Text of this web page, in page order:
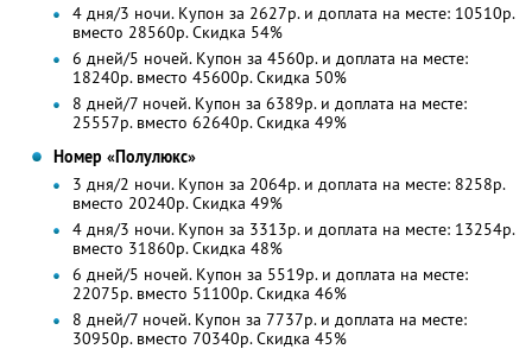
4 дня/3 ночи. Купон за 2627р. и доплата на месте: 10510р.
вместо 28560р.Скидка 54%
6 дней/5 ночей. Купон за 4560р. и доплата на месте:
18240р. вместо 45600р. Скидка 50%
8 дней/7 ночей. Купон за 6389р. и доплата на месте:
25557р. вместо 62640р. Скидка 49%
Номер «Полулюкс»
3 дня/2 ночи. Купон за 2064р. и доплата на месте: 8258р.
вместо 20240р.Скидка 49%
4 дня/3 ночи. Купон за 3313р. и доплата на месте: 13254р.
вместо 31860р.Скидка 48%
6 дней/5 ночей. Купон за 5519р. и доплата на месте:
22075р. вместо 51100р. Скидка 46%
8 дней/7 ночей. Купон за 7737р. и доплата на месте:
30950р. вместо 70340р. Скидка 45%